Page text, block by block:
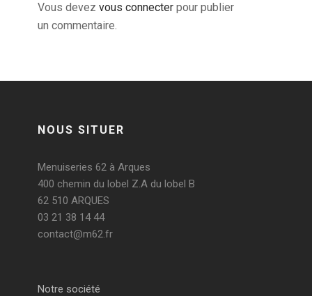
Vous devez vous connecter pour publier
un commentaire.
NOUS SITUER
Menuiseries 62 à Arques
400 chemin du lobel Z.A du lobel B
62 510 ARQUES
03 21 38 14 44
contact@m62.fr
Notre société